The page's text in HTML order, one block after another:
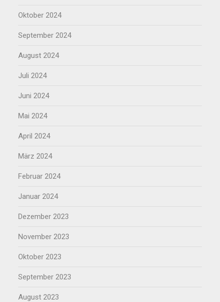
Oktober 2024
September 2024
August 2024
Juli 2024
Juni 2024
Mai 2024
April 2024
März 2024
Februar 2024
Januar 2024
Dezember 2023
November 2023
Oktober 2023
September 2023
August 2023